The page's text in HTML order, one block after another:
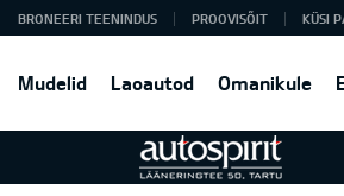
Mudelid Laoautod Omanikule
BRONEERI TEENINDUS PROOVISÕIT KÜSI